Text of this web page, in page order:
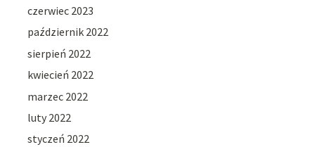
czerwiec 2023
październik 2022
sierpień 2022
kwiecień 2022
marzec 2022
luty 2022
styczeń 2022